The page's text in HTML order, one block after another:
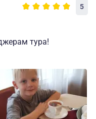
5
тура!